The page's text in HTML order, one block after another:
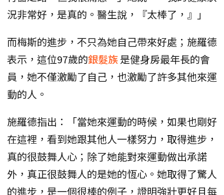
況非常好，是真的。醫生說，『太棒了，』」
而梅斯的進步，不只為她自己帶來好處；施羅德
表示，這位97歲的銀髮族是健身房最年長的會
員，她不僅激勵了自己，也激勵了許多其他來運
動的人。
施羅德指出：「當她來運動的時候，如果也剛好
在這裡，看到她跟其他人一樣努力，取得進步，
真的很鼓舞人心；除了她能對來運動做出承諾
外，真正很鼓舞人的是她的恆心。她取得了驚人
的進步，是一個很棒的例子，證明強壯更好且每